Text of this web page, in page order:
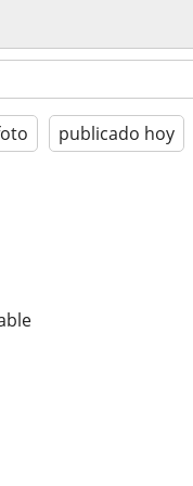
publicado hoy